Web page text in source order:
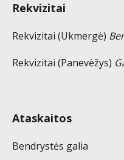
Rekvizitai
Rekvizitai (Ukmergė)
Rekvizitai (Panevėžys)
Ataskaitos
Bendrystės galia